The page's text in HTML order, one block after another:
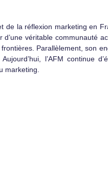
de la réflexion marketing en
véritable communauté
Parallèlement, son
l’AFM continue
marketing.